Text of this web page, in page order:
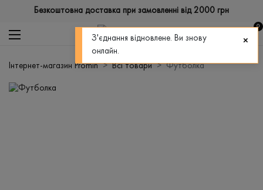
Безкоштовна доставка при замовленні від 2000 грн
0
Інтернет-магазин Promin Всі товари Футболка
З'єднання відновлене. Ви знову
онлайн.